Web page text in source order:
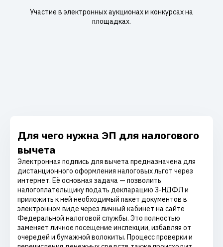
Участие в электронных аукционах и конкурсах на
площадках.
Для чего нужна ЭП для налогового
вычета
Электронная подпись для вычета предназначена для
дистанционного оформления налоговых льгот через
интернет. Её основная задача — позволить
налогоплательщику подать декларацию 3-НДФЛ и
приложить к ней необходимый пакет документов в
электронном виде через личный кабинет на сайте
Федеральной налоговой службы. Это полностью
заменяет личное посещение инспекции, избавляя от
очередей и бумажной волокиты. Процесс проверки и